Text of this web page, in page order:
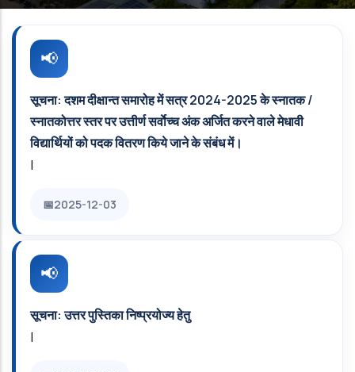
सूचना: दशम दीक्षान्त समारोह में सत्र 2024-2025 के स्नातक /
स्नातकोत्तर स्तर पर उत्तीर्ण सर्वाेच्च अंक अर्जित करने वाले मेधावी
विद्यार्थियों को पदक वितरण किये जाने के संबंध में।
|
2025-12-03
सूचना: उत्तर पुस्तिका निष्प्रयोज्य हेतु
|